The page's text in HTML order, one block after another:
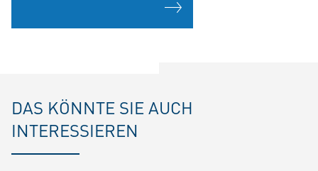
DAS KÖNNTE SIE AUCH
INTERESSIEREN